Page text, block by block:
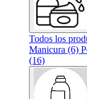
Todos los
Manicura (6)
(16)